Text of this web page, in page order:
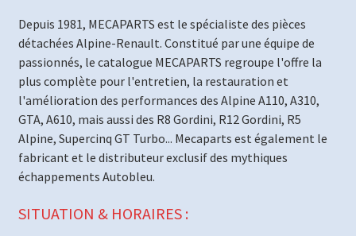
Depuis 1981, MECAPARTS est le spécialiste des pièces
détachées Alpine-Renault. Constitué par une équipe de
passionnés, le catalogue MECAPARTS regroupe l'offre la
plus complète pour l'entretien, la restauration et
l'amélioration des performances des Alpine A110, A310,
GTA, A610, mais aussi des R8 Gordini, R12 Gordini, R5
Alpine, Supercinq GT Turbo... Mecaparts est également le
fabricant et le distributeur exclusif des mythiques
échappements Autobleu.
SITUATION & HORAIRES :